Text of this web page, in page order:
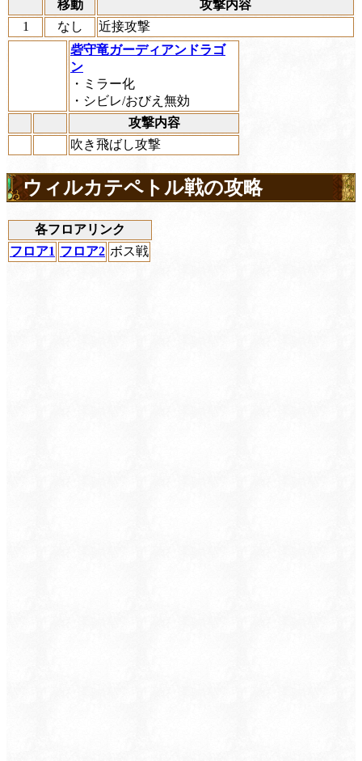
移動
攻撃内容
1
なし
近接攻撃
砦守竜ガーディアンドラゴ
ン
・ミラー化
・シビレ/おびえ無効
攻撃内容
吹き飛ばし攻撃
ウィルカテペトル戦の攻略
各フロアリンク
フロア1 フロア2 ボス戦